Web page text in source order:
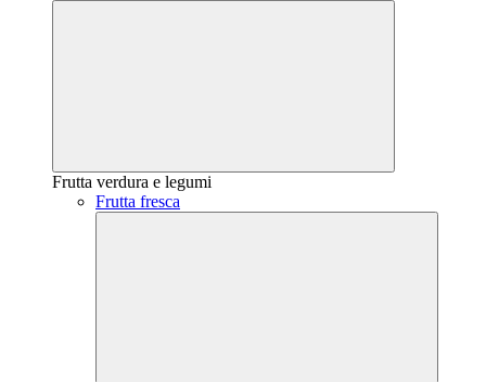
Frutta verdura e legumi
Frutta fresca